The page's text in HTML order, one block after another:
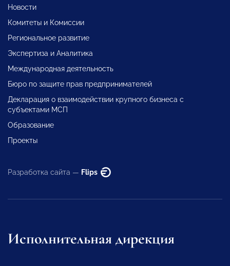
Новости
Комитеты и Комиссии
Региональное развитие
Экспертиза и Аналитика
Международная деятельность
Бюро по защите прав предпринимателей
Декларация о взаимодействии крупного бизнеса с
субъектами МСП
Образование
Проекты
Разработка сайта — Flips
Исполнительная дирекция